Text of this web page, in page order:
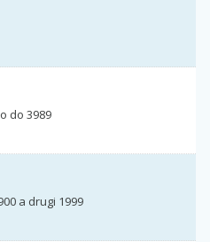
do 3989
a drugi 1999